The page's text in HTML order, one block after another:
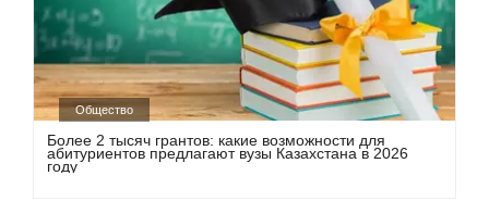
Общество
Более 2 тысяч грантов: какие возможности для
абитуриентов предлагают вузы Казахстана в 2026
году